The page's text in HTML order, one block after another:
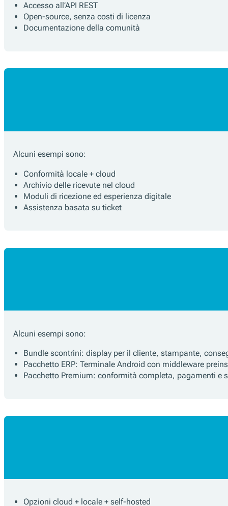
Accesso all’API REST
Open-source, senza costi di licenza
Documentazione della comunità
Alcuni esempi sono:
Conformità locale + cloud
Archivio delle ricevute nel cloud
Moduli di ricezione ed esperienza digitale
Assistenza basata su ticket
Alcuni esempi sono:
Bundle scontrini: display per il cliente, stampante,
Pacchetto ERP: Terminale Android con middleware
Pacchetto Premium: conformità completa, pagamenti e
Opzioni cloud + locale + self-hosted